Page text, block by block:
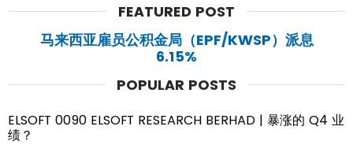
FEATURED POST
马来西亚雇员公积金局（EPF/KWSP）派息
6.15%
POPULAR POSTS
ELSOFT 0090 ELSOFT RESEARCH BERHAD | 暴涨的 Q4 业
绩？